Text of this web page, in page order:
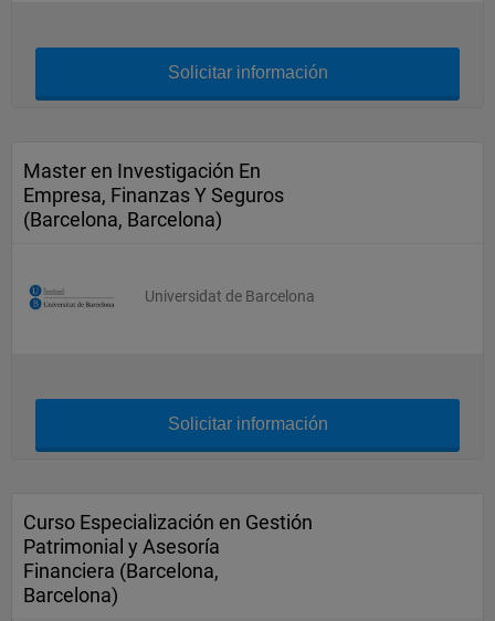
Solicitar información
Master en Investigación En
Empresa, Finanzas Y Seguros
(Barcelona, Barcelona)
Universidat de Barcelona
Solicitar información
Curso Especialización en Gestión
Patrimonial y Asesoría
Financiera (Barcelona,
Barcelona)